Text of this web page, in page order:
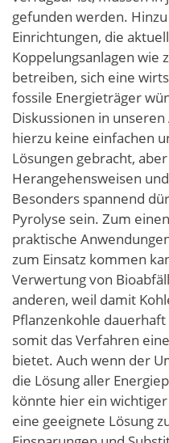
gefunden werden.
Einrichtungen, die
Koppelungsanlagen wie
betreiben, sich eine
fossile Energieträger
Diskussionen in
hierzu keine einfachen
Lösungen gebracht,
Herangehensweisen
Besonders spannend
Pyrolyse sein. Zum
praktische
zum Einsatz kommen
Verwertung von
anderen, weil damit
Pflanzenkohle
somit das Verfahren
bietet. Auch wenn der
die Lösung aller
könnte hier ein
eine geeignete Lösung